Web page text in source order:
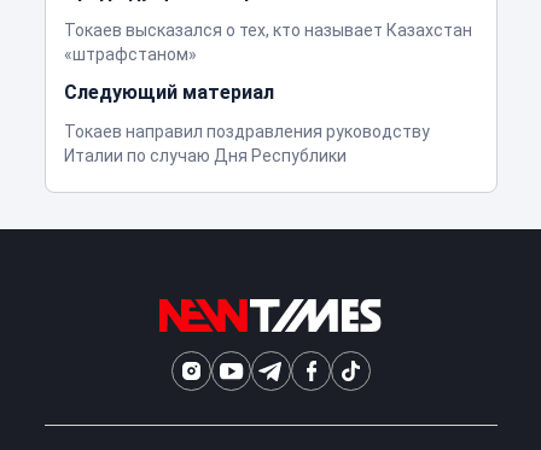
Токаев высказался о тех, кто называет Казахстан
«штрафстаном»
Следующий материал
Токаев направил поздравления руководству
Италии по случаю Дня Республики